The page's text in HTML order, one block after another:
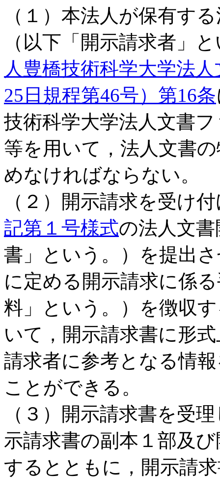
（１）本法人が保有す
（以下「開示請求者」
人豊橋技術科学大学法
25日規程第46号）第16条
技術科学大学法人文書
等を用いて，法人文書
めなければならない。
（２）開示請求を受け
記第１号様式の法人文
書」という。）を提出
に定める開示請求に係
料」という。）を徴収
いて，開示請求書に形
請求者に参考となる情
ことができる。
（３）開示請求書を受
示請求書の副本１部及
するとともに，開示請